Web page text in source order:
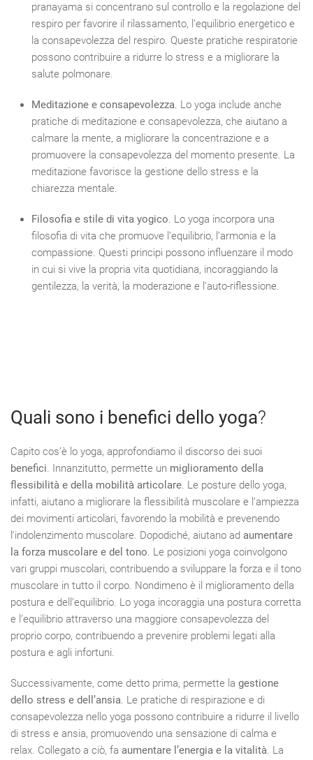
pranayama si concentrano sul controllo e la regolazione del
respiro per favorire il rilassamento, l’equilibrio energetico e
la consapevolezza del respiro. Queste pratiche respiratorie
possono contribuire a ridurre lo stress e a migliorare la
salute polmonare.
Meditazione e consapevolezza. Lo yoga include anche
pratiche di meditazione e consapevolezza, che aiutano a
calmare la mente, a migliorare la concentrazione e a
promuovere la consapevolezza del momento presente. La
meditazione favorisce la gestione dello stress e la
chiarezza mentale.
Filosofia e stile di vita yogico. Lo yoga incorpora una
filosofia di vita che promuove l’equilibrio, l’armonia e la
compassione. Questi principi possono influenzare il modo
in cui si vive la propria vita quotidiana, incoraggiando la
gentilezza, la verità, la moderazione e l’auto-riflessione.
Quali sono i benefici dello yoga?
Capito cos’è lo yoga, approfondiamo il discorso dei suoi
benefici. Innanzitutto, permette un miglioramento della
flessibilità e della mobilità articolare. Le posture dello yoga,
infatti, aiutano a migliorare la flessibilità muscolare e l’ampiezza
dei movimenti articolari, favorendo la mobilità e prevenendo
l’indolenzimento muscolare. Dopodiché, aiutano ad aumentare
la forza muscolare e del tono. Le posizioni yoga coinvolgono
vari gruppi muscolari, contribuendo a sviluppare la forza e il tono
muscolare in tutto il corpo. Nondimeno è il miglioramento della
postura e dell’equilibrio. Lo yoga incoraggia una postura corretta
e l’equilibrio attraverso una maggiore consapevolezza del
proprio corpo, contribuendo a prevenire problemi legati alla
postura e agli infortuni.
Successivamente, come detto prima, permette la gestione
dello stress e dell’ansia. Le pratiche di respirazione e di
consapevolezza nello yoga possono contribuire a ridurre il livello
di stress e ansia, promuovendo una sensazione di calma e
relax. Collegato a ciò, fa aumentare l’energia e la vitalità. La